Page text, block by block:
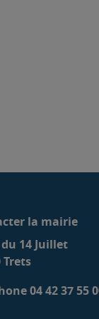
la mairie
du 14 Juillet
Trets
04 42 37 55